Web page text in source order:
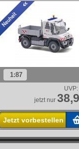
1:87
UVP:
jetzt nur
Jetzt vorbestellen